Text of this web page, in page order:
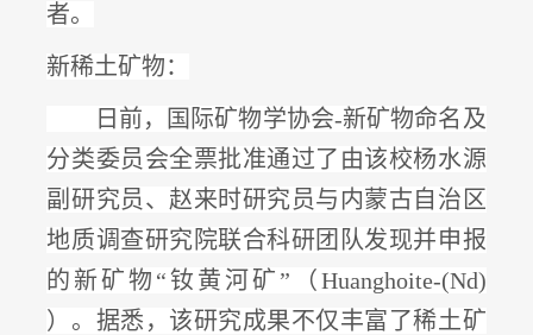
者。
新稀土矿物：
日前，国际矿物学协会-新矿物命名及
分类委员会全票批准通过了由该校杨水源
副研究员、赵来时研究员与内蒙古自治区
地质调查研究院联合科研团队发现并申报
的新矿物“钕黄河矿”（Huanghoite-(Nd)
）。据悉，该研究成果不仅丰富了稀土矿